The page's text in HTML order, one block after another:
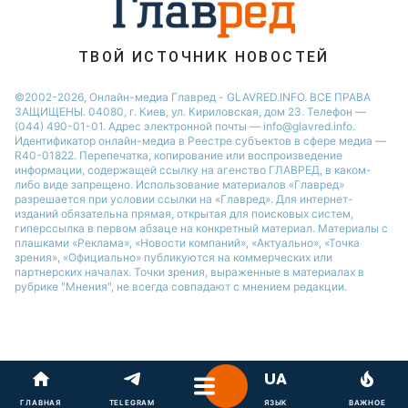
ТВОЙ ИСТОЧНИК НОВОСТЕЙ
©2002-2026, Онлайн-медиа Главред - GLAVRED.INFO. ВСЕ ПРАВА
ЗАЩИЩЕНЫ. 04080, г. Киев, ул. Кириловская, дом 23. Телефон —
(044) 490-01-01. Адрес электронной почты — info@glavred.info.
Идентификатор онлайн-медиа в Реестре cубъектов в сфере медиа —
R40-01822. Перепечатка, копирование или воспроизведение
информации, содержащей ссылку на агенство ГЛАВРЕД, в каком-
либо виде запрещено. Использование материалов «Главред»
разрешается при условии ссылки на «Главред». Для интернет-
изданий обязательна прямая, открытая для поисковых систем,
гиперссылка в первом абзаце на конкретный материал. Материалы с
плашками «Реклама», «Новости компаний», «Актуально», «Точка
зрения», «Официально» публикуются на коммерческих или
партнерских началах. Точки зрения, выраженные в материалах в
рубрике "Мнения", не всегда совпадают с мнением редакции.
ГЛАВНАЯ TELEGRAM ЯЗЫК ВАЖНОЕ